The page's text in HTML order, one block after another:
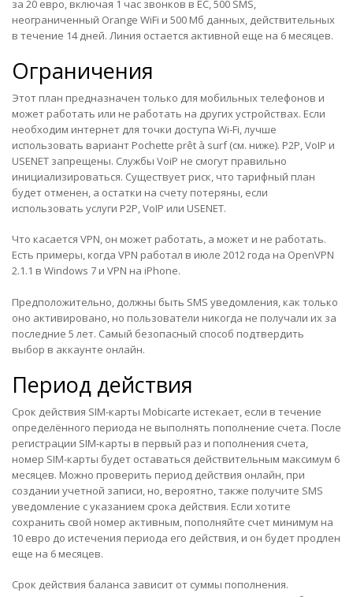
за 20 евро, включая 1 час звонков в ЕС, 500 SMS,
неограниченный Orange WiFi и 500 Мб данных, действительных
в течение 14 дней. Линия остается активной еще на 6 месяцев.
Ограничения
Этот план предназначен только для мобильных телефонов и
может работать или не работать на других устройствах. Если
необходим интернет для точки доступа Wi-Fi, лучше
использовать вариант Pochette prêt à surf (см. ниже). P2P, VoIP и
USENET запрещены. Службы VoiP не смогут правильно
инициализироваться. Существует риск, что тарифный план
будет отменен, а остатки на счету потеряны, если
использовать услуги P2P, VoIP или USENET.
Что касается VPN, он может работать, а может и не работать.
Есть примеры, когда VPN работал в июле 2012 года на OpenVPN
2.1.1 в Windows 7 и VPN на iPhone.
Предположительно, должны быть SMS уведомления, как только
оно активировано, но пользователи никогда не получали их за
последние 5 лет. Самый безопасный способ подтвердить
выбор в аккаунте онлайн.
Период действия
Срок действия SIM-карты Mobicarte истекает, если в течение
определённого периода не выполнять пополнение счета. После
регистрации SIM-карты в первый раз и пополнения счета,
номер SIM-карты будет оставаться действительным максимум 6
месяцев. Можно проверить период действия онлайн, при
создании учетной записи, но, вероятно, также получите SMS
уведомление с указанием срока действия. Если хотите
сохранить свой номер активным, пополняйте счет минимум на
10 евро до истечения периода его действия, и он будет продлен
еще на 6 месяцев.
Срок действия баланса зависит от суммы пополнения.